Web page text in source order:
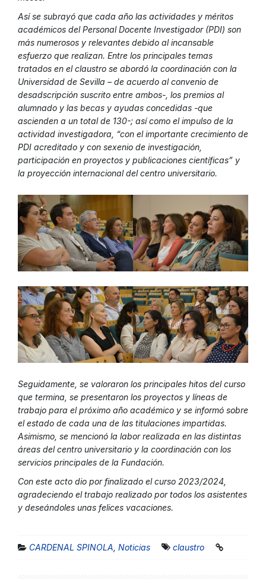
Así se subrayó que cada año las actividades y méritos
académicos del Personal Docente Investigador (PDI) son
más numerosos y relevantes debido al incansable
esfuerzo que realizan. Entre los principales temas
tratados en el claustro se abordó la coordinación con la
Universidad de Sevilla – de acuerdo al convenio de
desadscripción suscrito entre ambos-, los premios al
alumnado y las becas y ayudas concedidas -que
ascienden a un total de 130-; así como el impulso de la
actividad investigadora, “con el importante crecimiento de
PDI acreditado y con sexenio de investigación,
participación en proyectos y publicaciones científicas” y
la proyección internacional del centro universitario.
Seguidamente, se valoraron los principales hitos del curso
que termina, se presentaron los proyectos y líneas de
trabajo para el próximo año académico y se informó sobre
el estado de cada una de las titulaciones impartidas.
Asimismo, se mencionó la labor realizada en las distintas
áreas del centro universitario y la coordinación con los
servicios principales de la Fundación.
Con este acto dio por finalizado el curso 2023/2024,
agradeciendo el trabajo realizado por todos los asistentes
y deseándoles unas felices vacaciones.
CARDENAL SPINOLA Noticias claustro